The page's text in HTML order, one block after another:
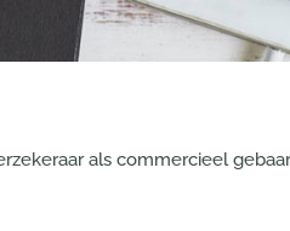
als commercieel